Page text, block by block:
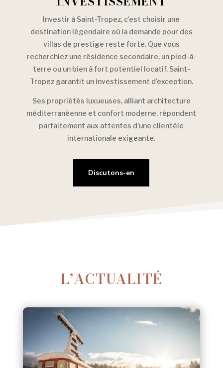
Investir à Saint-Tropez, c’est choisir une
destination légendaire où la demande pour des
villas de prestige reste forte. Que vous
recherchiez une résidence secondaire, un pied-à-
terre ou un bien à fort potentiel locatif, Saint-
Tropez garantit un investissement d’exception.
Ses propriétés luxueuses, alliant architecture
méditerranéenne et confort moderne, répondent
parfaitement aux attentes d’une clientèle
internationale exigeante.
Discutons-en
L’ACTUALITÉ